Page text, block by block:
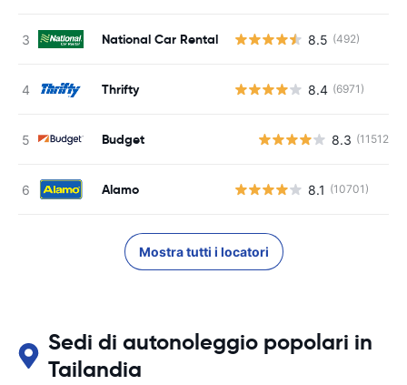
National Car Rental 8.5 (492)
Thrifty 8.4 (6971)
Budget 8.3 (11512)
Alamo 8.1 (10701)
Mostra tutti i locatori
Sedi di autonoleggio popolari in
Tailandia